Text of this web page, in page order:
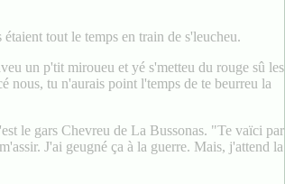
tout le temps en train de s'leucheu.
un p'tit miroueu et yé s'metteu du rouge sû les
nous, tu n'aurais point l'temps de te beurreu la
le gars Chevreu de La Bussonas. "Te vaïci par
J'ai geugné ça à la guerre. Mais, j'attend la